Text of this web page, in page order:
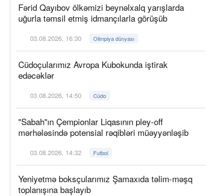
Fərid Qayıbov ölkəmizi beynəlxalq yarışlarda
uğurla təmsil etmiş idmançılarla görüşüb
03.08.2026, 16:30 Olimpiya dünyası
Cüdoçularımız Avropa Kubokunda iştirak
edəcəklər
03.08.2026, 14:50 Cüdo
"Sabah"ın Çempionlar Liqasının pley-off
mərhələsində potensial rəqibləri müəyyənləşib
03.08.2026, 14:32 Futbol
Yeniyetmə boksçularımız Şamaxıda təlim-məşq
toplanışına başlayıb